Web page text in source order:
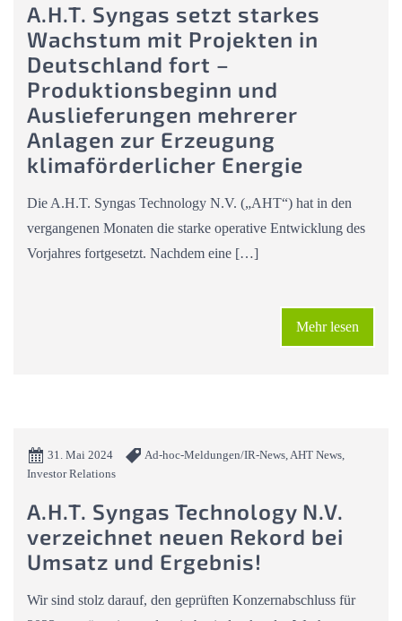
A.H.T. Syngas setzt starkes
Wachstum mit Projekten in
Deutschland fort –
Produktionsbeginn und
Auslieferungen mehrerer
Anlagen zur Erzeugung
klimaförderlicher Energie
Die A.H.T. Syngas Technology N.V. („AHT“) hat in den
vergangenen Monaten die starke operative Entwicklung des
Vorjahres fortgesetzt. Nachdem eine […]
Mehr lesen
31. Mai 2024
Ad-hoc-Meldungen/IR-News, AHT News,
Investor Relations
A.H.T. Syngas Technology N.V.
verzeichnet neuen Rekord bei
Umsatz und Ergebnis!
Wir sind stolz darauf, den geprüften Konzernabschluss für